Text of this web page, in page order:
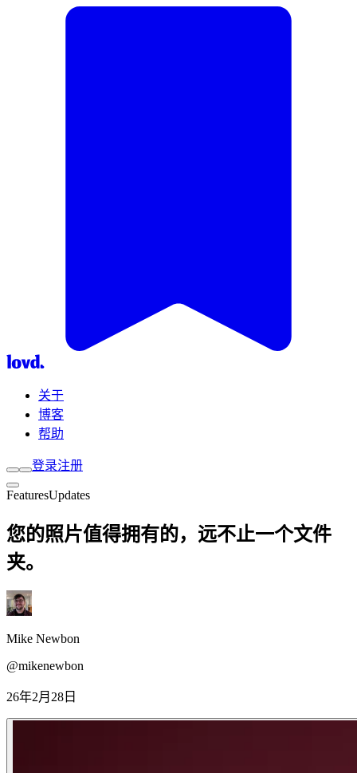
关于
博客
帮助
登录注册
FeaturesUpdates
您的照片值得拥有的，远不止一个文件
夹。
Mike Newbon
@mikenewbon
26年2月28日